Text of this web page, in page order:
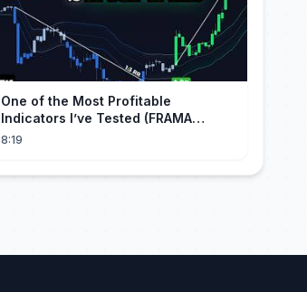
One of the Most Profitable
Indicators I’ve Tested (FRAMA
Channel)
8:19